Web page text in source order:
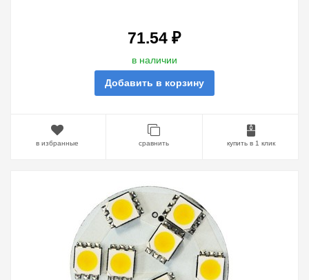
71.54 ₽
в наличии
Добавить в корзину
в избранные сравнить купить в 1 клик